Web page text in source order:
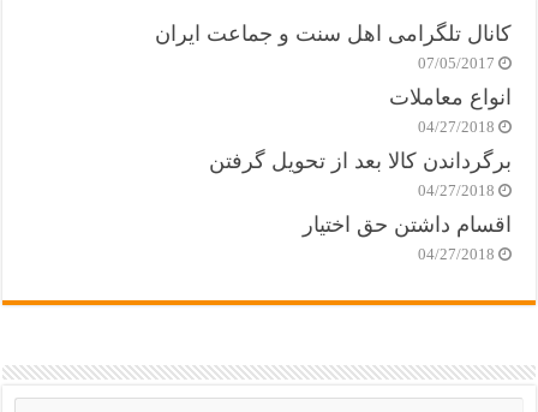
کانال تلگرامی اهل سنت و جماعت ایران
07/05/2017
انواع معاملات
04/27/2018
برگرداندن کالا بعد از تحویل گرفتن
04/27/2018
اقسام داشتن حق اختیار
04/27/2018